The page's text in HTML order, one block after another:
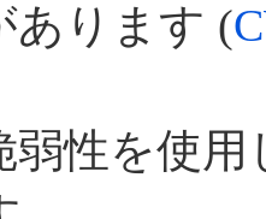
あります (
弱性を使